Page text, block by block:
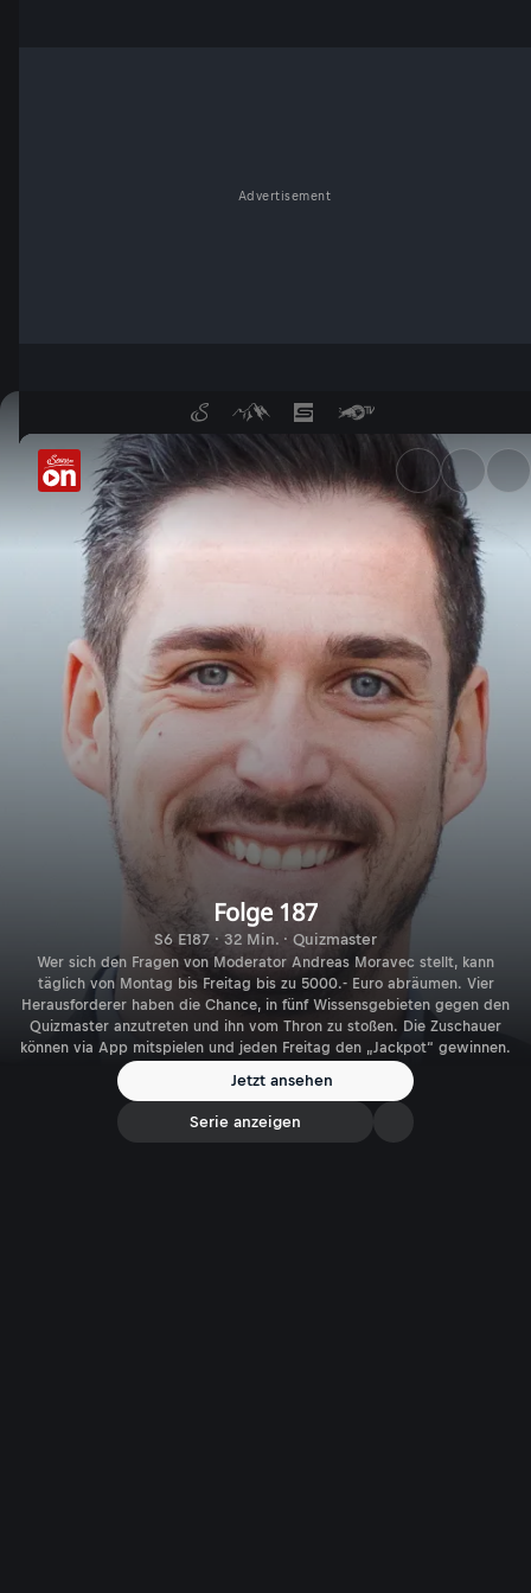
Advertisement
Folge 187 - ServusTV On
Folge 187
S6 E187 · 32 Min. · Quizmaster
Wer sich den Fragen von Moderator Andreas Moravec stellt, kann
täglich von Montag bis Freitag bis zu 5000.- Euro abräumen. Vier
Herausforderer haben die Chance, in fünf Wissensgebieten gegen den
Quizmaster anzutreten und ihn vom Thron zu stoßen. Die Zuschauer
können via App mitspielen und jeden Freitag den „Jackpot“ gewinnen.
Jetzt ansehen
Serie anzeigen